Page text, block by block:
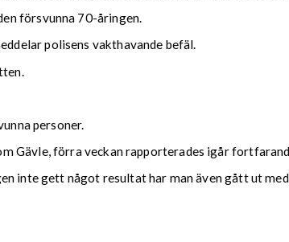
försvunna 70-åringen.
polisens vakthavande befäl.
personer.
Gävle, förra veckan rapporterades igår
inte gett något resultat har man även gått ut